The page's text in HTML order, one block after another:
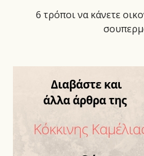
6 τρόποι να κάνετε